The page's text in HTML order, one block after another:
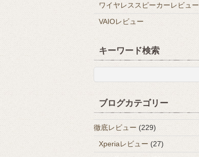
ワイヤレススピーカーレビュー
VAIOレビュー
キーワード検索
ブログカテゴリー
徹底レビュー (229)
Xperiaレビュー(27)